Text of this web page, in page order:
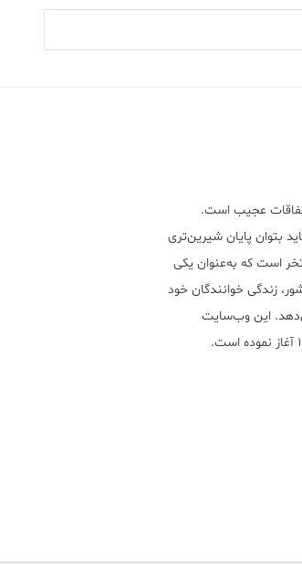
اتفاقات عجیب است.
بتوان پایان شیرین‌تری
است که به‌عنوان یکی
زندگی خوانندگان خود
این وب‌سایت